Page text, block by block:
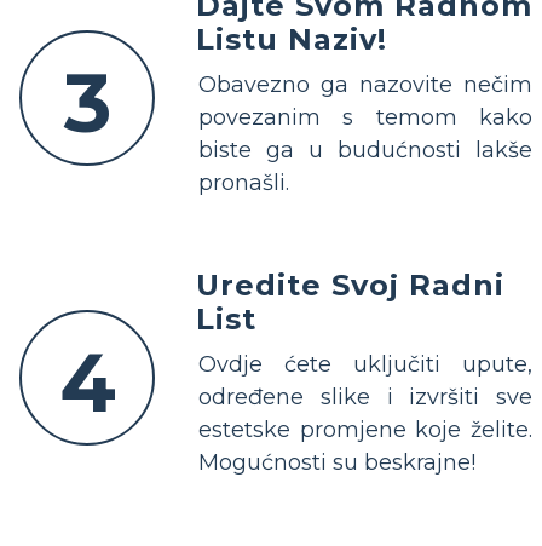
3
Listu Naziv!
Obavezno ga nazovite nečim
povezanim s temom kako
biste ga u budućnosti lakše
pronašli.
4
Uredite Svoj Radni
List
Ovdje ćete uključiti upute,
određene slike i izvršiti sve
estetske promjene koje želite.
Mogućnosti su beskrajne!